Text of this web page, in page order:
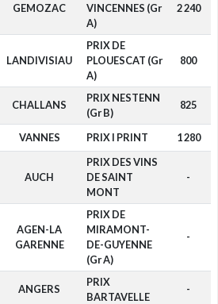
GEMOZAC
VINCENNES (Gr
A)
2 240
LANDIVISIAU
PRIX DE
PLOUESCAT (Gr
A)
800
CHALLANS
PRIX NESTENN
(Gr B)
825
VANNES PRIX I PRINT 1 280
AUCH
PRIX DES VINS
DE SAINT
MONT
-
AGEN-LA
GARENNE
PRIX DE
MIRAMONT-
DE-GUYENNE
(Gr A)
-
ANGERS
PRIX
BARTAVELLE
-